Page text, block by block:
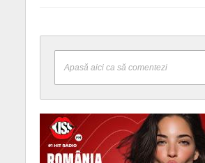
Apasă aici ca să comentezi